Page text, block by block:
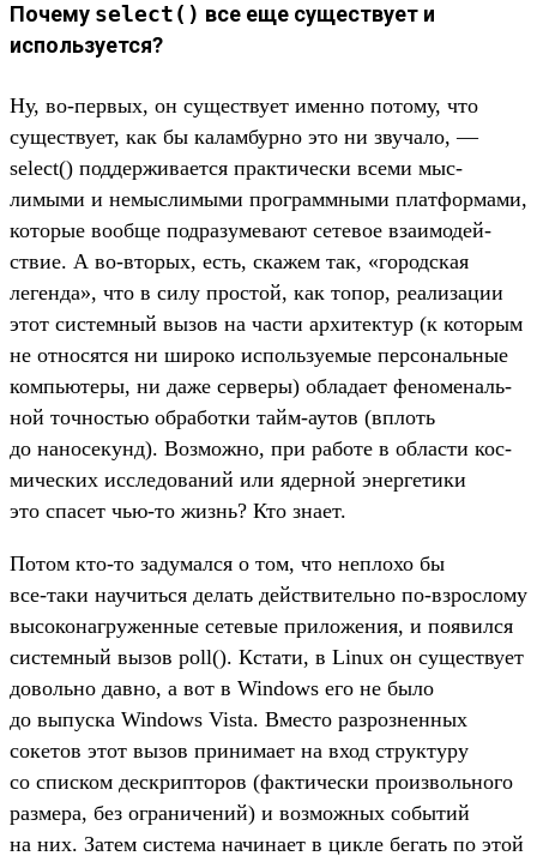
Почему select( ) все еще существует и
используется?
Ну, во‑пер­вых, он сущес­тву­ет имен­но потому, что
сущес­тву­ет, как бы калам­бурно это ни зву­чало, —
select() под­держи­вает­ся прак­тичес­ки все­ми мыс­
лимыми и немыс­лимыми прог­рам­мны­ми плат­форма­ми,
которые вооб­ще под­разуме­вают сетевое вза­имо­дей­
ствие. А во‑вто­рых, есть, ска­жем так, «город­ская
леген­да», что в силу прос­той, как топор, реали­зации
этот сис­темный вызов на час­ти архи­тек­тур (к которым
не отно­сят­ся ни широко исполь­зуемые пер­сональ­ные
компь­юте­ры, ни даже сер­веры) обла­дает феноме­наль­
ной точ­ностью обра­бот­ки тайм‑аутов (вплоть
до наносе­кунд). Воз­можно, при работе в области кос­
мичес­ких иссле­дова­ний или ядер­ной энер­гетики
это спа­сет чью‑то жизнь? Кто зна­ет.
По­том кто‑то задумал­ся о том, что неп­лохо бы
все‑таки научить­ся делать дей­стви­тель­но по‑взрос­лому
высоко­наг­ружен­ные сетевые при­ложе­ния, и появил­ся
сис­темный вызов poll(). Кста­ти, в Linux он сущес­тву­ет
доволь­но дав­но, а вот в Windows его не было
до выпус­ка Windows Vista. Вмес­то раз­рознен­ных
сокетов этот вызов при­нима­ет на вход струк­туру
со спис­ком дес­крип­торов (фак­тичес­ки про­изволь­ного
раз­мера, без огра­ниче­ний) и воз­можных событий
на них. Затем сис­тема начина­ет в цик­ле бегать по этой